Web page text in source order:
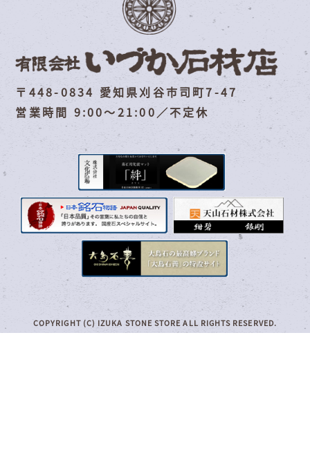
〒448-0834 愛知県刈谷市司町7-47
営業時間 9:00～21:00／不定休
COPYRIGHT (C) IZUKA STONE STORE ALL RIGHTS RESERVED.